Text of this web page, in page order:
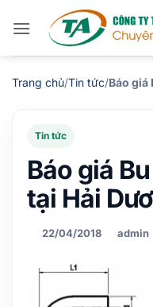
qua
Trang chủ/Tin tức/Báo giá
Tin tức
Báo giá
tại Hải
22/04/2018 admin